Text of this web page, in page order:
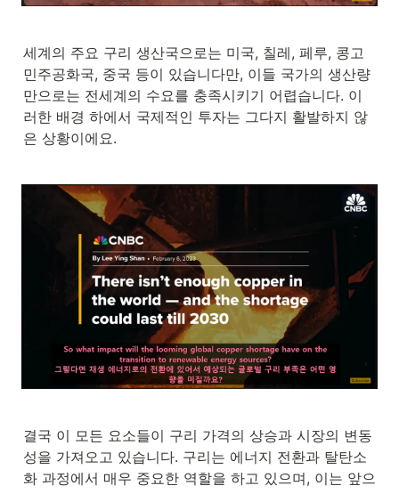
세계의 주요 구리 생산국으로는 미국, 칠레, 페루, 콩고
민주공화국, 중국 등이 있습니다만, 이들 국가의 생산량
만으로는 전세계의 수요를 충족시키기 어렵습니다. 이
러한 배경 하에서 국제적인 투자는 그다지 활발하지 않
은 상황이에요.
결국 이 모든 요소들이 구리 가격의 상승과 시장의 변동
성을 가져오고 있습니다. 구리는 에너지 전환과 탈탄소
화 과정에서 매우 중요한 역할을 하고 있으며, 이는 앞으